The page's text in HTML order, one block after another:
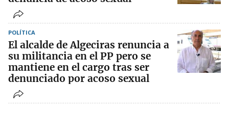
POLÍTICA
El alcalde de Algeciras renuncia a
su militancia en el PP pero se
mantiene en el cargo tras ser
denunciado por acoso sexual